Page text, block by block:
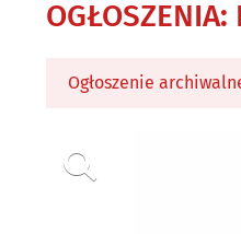
OGŁOSZENIA:
Ogłoszenie